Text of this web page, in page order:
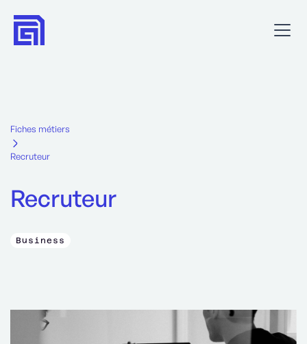
Fiches métiers
Recruteur
Recruteur
Business